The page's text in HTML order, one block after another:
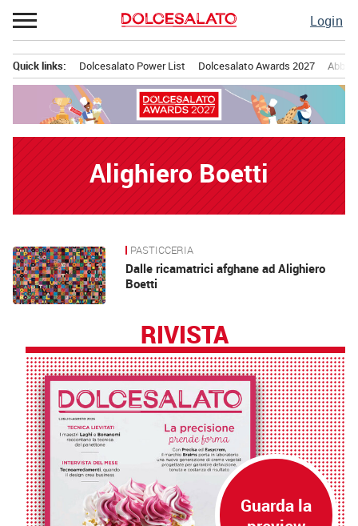
Passa
al
Login
principale
Quick links: Dolcesalato Power List Dolcesalato Awards 2027
Alighiero Boetti
News PASTICCERIA
Dalle ricamatrici afghane ad Alighiero
Boetti
RIVISTA